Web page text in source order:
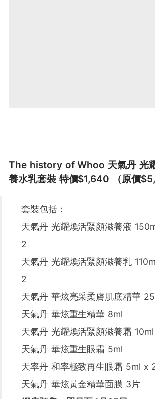
The history of Whoo 天氣丹 光
養水乳套裝 特價$1,640 （原價
套裝包括：
天氣丹 光耀煥活緊顏滋養液
2
天氣丹 光耀煥活緊顏滋養乳
2
天氣丹 華炫亮采柔膚肌底精華
天氣丹 華炫重生精華 8ml
天氣丹 光耀煥活緊顏滋養霜
天氣丹 華炫重生眼霜 5ml
天率丹 和率極致再生眼霜 5ml x 2
天氣丹 華炫黃金精華面膜 3片